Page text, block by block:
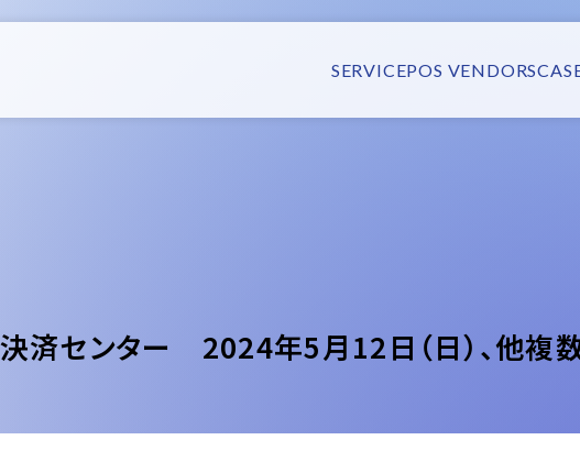
SERVICEPOS VENDORS
決済センター 2024年5月12日（日）、他複